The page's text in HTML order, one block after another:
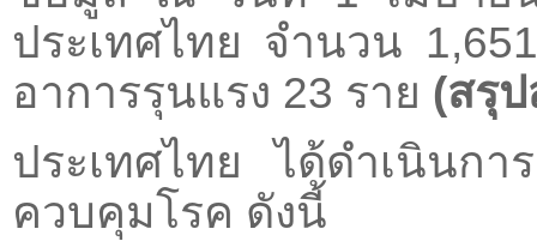
ประเทศไทย จำนวน
อาการรุนแรง 23 ราย (สรุ
ประเทศไทย ได้ดำเนินกา
ควบคุมโรค ดังนี้